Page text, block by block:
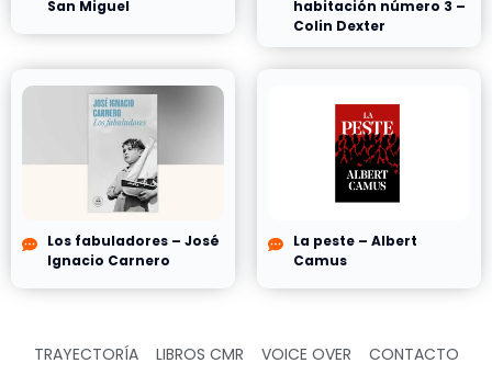
San Miguel
habitación número 3 –
Colin Dexter
Los fabuladores – José
Ignacio Carnero
La peste – Albert
Camus
TRAYECTORÍA LIBROS CMR VOICE OVER CONTACTO